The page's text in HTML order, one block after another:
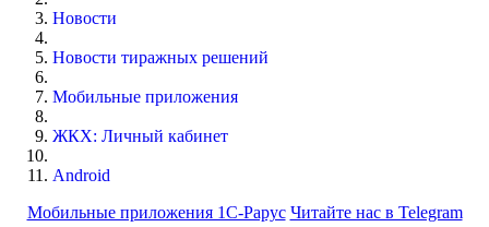
Новости
Новости тиражных решений
Мобильные приложения
ЖКХ: Личный кабинет
Android
Мобильные приложения 1С-Рарус Читайте нас в Telegram